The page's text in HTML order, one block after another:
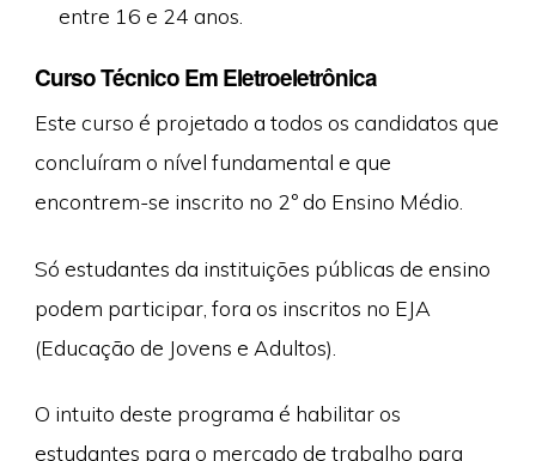
entre 16 e 24 anos.
Curso Técnico Em Eletroeletrônica
Este curso é projetado a todos os candidatos que
concluíram o nível fundamental e que
encontrem-se inscrito no 2º do Ensino Médio.
Só estudantes da instituições públicas de ensino
podem participar, fora os inscritos no EJA
(Educação de Jovens e Adultos).
O intuito deste programa é habilitar os
estudantes para o mercado de trabalho para